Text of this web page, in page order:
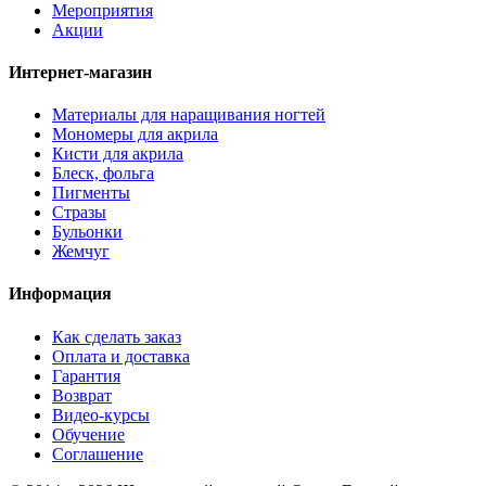
Мероприятия
Акции
Интернет-магазин
Материалы для наращивания ногтей
Мономеры для акрила
Кисти для акрила
Блеск, фольга
Пигменты
Стразы
Бульонки
Жемчуг
Информация
Как сделать заказ
Оплата и доставка
Гарантия
Возврат
Видео-курсы
Обучение
Соглашение